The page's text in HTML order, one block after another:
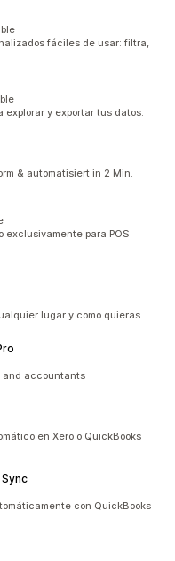
fáciles de usar: filtra,
explorar y exportar tus datos.
& automatisiert in 2 Min.
exclusivamente para POS
lugar y como quieras
and accountants
en Xero o QuickBooks
con QuickBooks